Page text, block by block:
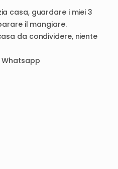
casa​,​ guardare i miei 3
il mangiare.
da condividere​,​ niente
Whatsapp